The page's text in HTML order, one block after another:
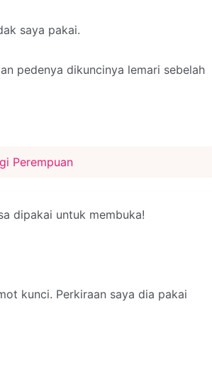
saya pakai.
pedenya dikuncinya lemari sebelah
Perempuan
dipakai untuk membuka!
kunci. Perkiraan saya dia pakai